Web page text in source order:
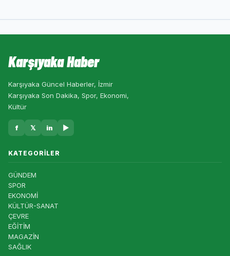
Karşıyaka Haber
Karşıyaka Güncel Haberler, İzmir
Karşıyaka Son Dakika, Spor, Ekonomi,
Kültür
f 𝕏 in ▶
KATEGORILER
GÜNDEM
SPOR
EKONOMİ
KÜLTÜR-SANAT
ÇEVRE
EĞİTİM
MAGAZİN
SAĞLIK